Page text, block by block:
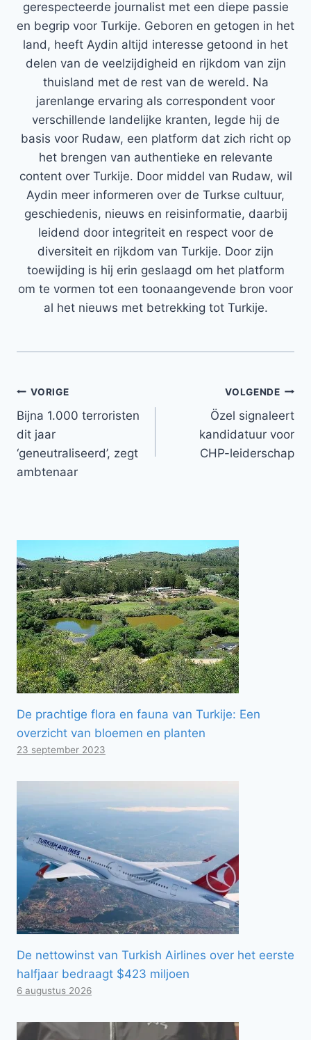
gerespecteerde journalist met een diepe passie
en begrip voor Turkije. Geboren en getogen in het
land, heeft Aydin altijd interesse getoond in het
delen van de veelzijdigheid en rijkdom van zijn
thuisland met de rest van de wereld. Na
jarenlange ervaring als correspondent voor
verschillende landelijke kranten, legde hij de
basis voor Rudaw, een platform dat zich richt op
het brengen van authentieke en relevante
content over Turkije. Door middel van Rudaw, wil
Aydin meer informeren over de Turkse cultuur,
geschiedenis, nieuws en reisinformatie, daarbij
leidend door integriteit en respect voor de
diversiteit en rijkdom van Turkije. Door zijn
toewijding is hij erin geslaagd om het platform
om te vormen tot een toonaangevende bron voor
al het nieuws met betrekking tot Turkije.
Bericht
navigatie
VORIGE
Bijna 1.000 terroristen
dit jaar
‘geneutraliseerd’, zegt
ambtenaar
VOLGENDE
Özel signaleert
kandidatuur voor
CHP-leiderschap
De prachtige flora en fauna van Turkije: Een
overzicht van bloemen en planten
23 september 2023
De nettowinst van Turkish Airlines over het eerste
halfjaar bedraagt ​​$423 miljoen
6 augustus 2026